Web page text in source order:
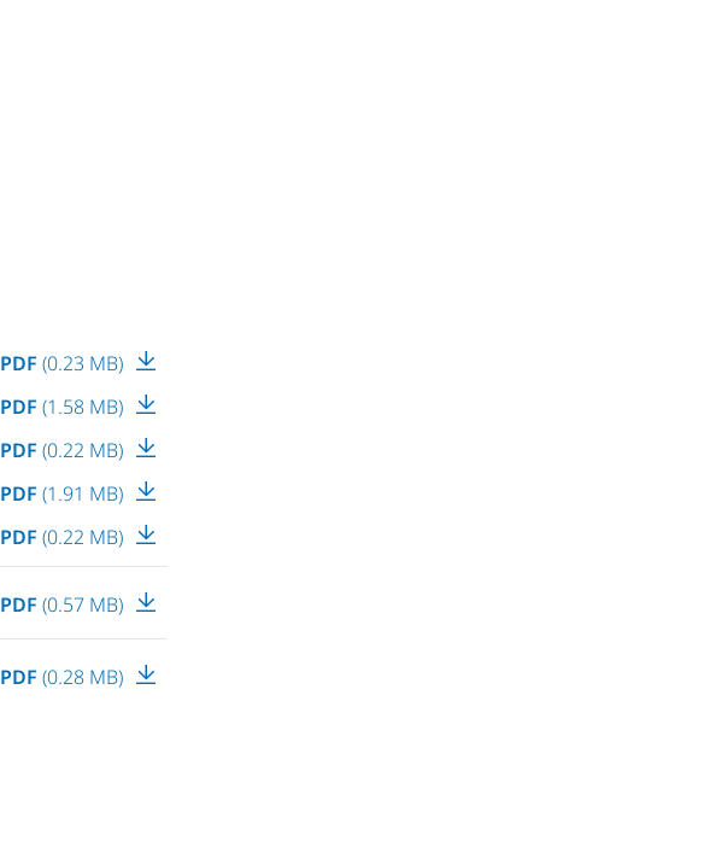
PDF (0.23 MB)
PDF (1.58 MB)
PDF (0.22 MB)
PDF (1.91 MB)
PDF (0.22 MB)
PDF (0.57 MB)
PDF (0.28 MB)